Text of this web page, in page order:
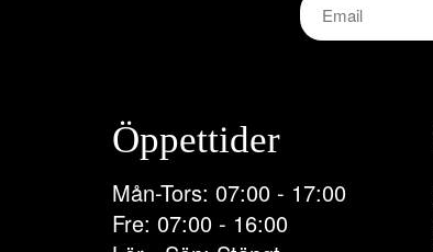
Öppettider
Mån-Tors: 07:00 - 17:00
Fre: 07:00 - 16:00